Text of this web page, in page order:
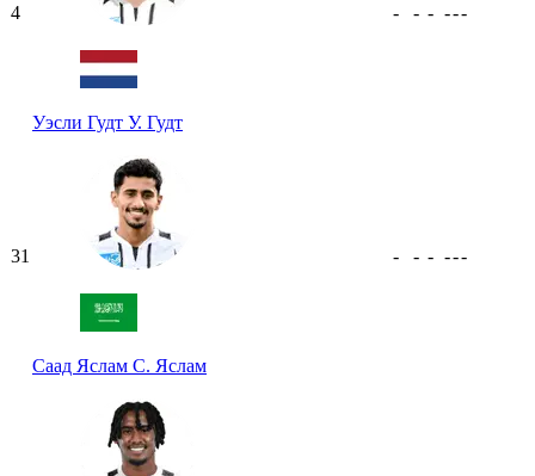
4
Уэсли Гудт У. Гудт
- - - ---
31
Саад Яслам С. Яслам
- - - ---